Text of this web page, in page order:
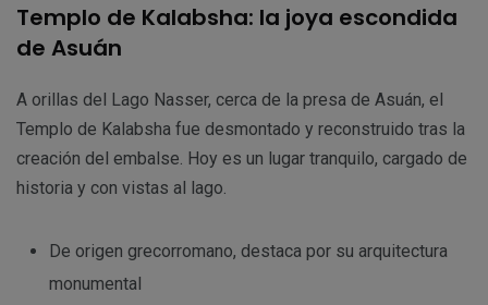
Templo de Kalabsha: la joya escondida
de Asuán
A orillas del Lago Nasser, cerca de la presa de Asuán, el
Templo de Kalabsha fue desmontado y reconstruido tras la
creación del embalse. Hoy es un lugar tranquilo, cargado de
historia y con vistas al lago.
De origen grecorromano, destaca por su arquitectura
monumental